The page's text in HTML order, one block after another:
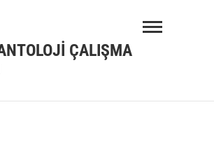
ÇALIŞMA